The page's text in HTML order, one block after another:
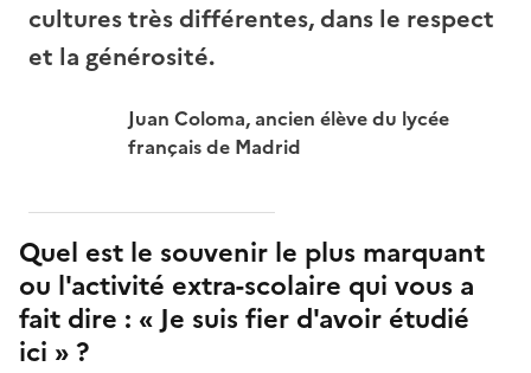
cultures très différentes, dans le respect
et la générosité.
Juan Coloma, ancien élève du lycée
français de Madrid
Quel est le souvenir le plus marquant
ou l'activité extra-scolaire qui vous a
fait dire : « Je suis fier d'avoir étudié
ici » ?